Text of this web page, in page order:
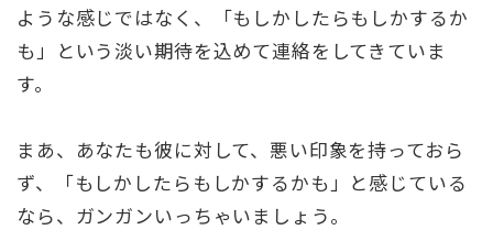
ような感じではなく、「もしかしたらもしかするか
も」という淡い期待を込めて連絡をしてきていま
す。
まあ、あなたも彼に対して、悪い印象を持っておら
ず、「もしかしたらもしかするかも」と感じている
なら、ガンガンいっちゃいましょう。